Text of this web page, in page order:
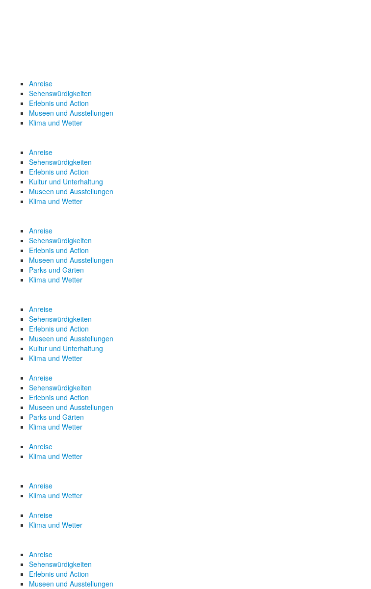
Anreise
Sehenswürdigkeiten
Erlebnis und Action
Museen und Ausstellungen
Klima und Wetter
Anreise
Sehenswürdigkeiten
Erlebnis und Action
Kultur und Unterhaltung
Museen und Ausstellungen
Klima und Wetter
Anreise
Sehenswürdigkeiten
Erlebnis und Action
Museen und Ausstellungen
Parks und Gärten
Klima und Wetter
Anreise
Sehenswürdigkeiten
Erlebnis und Action
Museen und Ausstellungen
Kultur und Unterhaltung
Klima und Wetter
Anreise
Sehenswürdigkeiten
Erlebnis und Action
Museen und Ausstellungen
Parks und Gärten
Klima und Wetter
Anreise
Klima und Wetter
Anreise
Klima und Wetter
Anreise
Klima und Wetter
Anreise
Sehenswürdigkeiten
Erlebnis und Action
Museen und Ausstellungen